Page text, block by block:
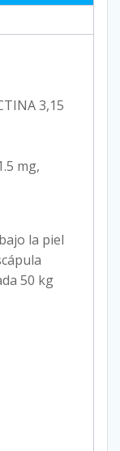
3,15
mg,
la piel
50 kg